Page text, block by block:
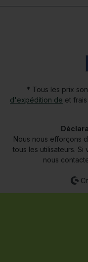
* Tous les prix
d'expédition de et
Nous nous efforçons
tous les utilisateurs.
nous